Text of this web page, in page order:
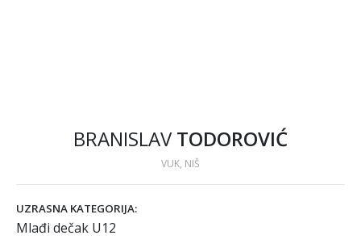
BRANISLAV TODOROVIĆ
VUK, NIŠ
UZRASNA KATEGORIJA:
Mlađi dečak U12